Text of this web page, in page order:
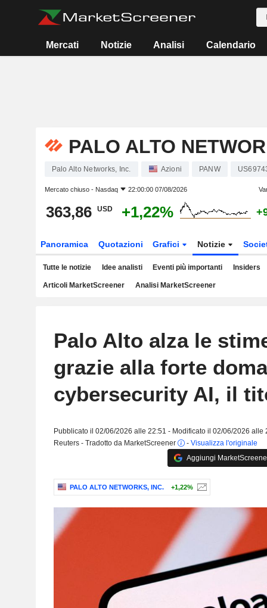
Mercati Notizie Analisi Calendario
PALO ALTO
Palo Alto Networks, Inc. Azioni PANW
Mercato chiuso - Nasdaq 22:00:00 07/08/2026
363,86 USD +1,22%
Panoramica Quotazioni Grafici Notizie
Tutte le notizie Idee analisti Eventi più importanti Insiders
Articoli MarketScreener Analisi MarketScreener
Palo Alto alza le
grazie alla forte
cybersecurity AI, il
Pubblicato il 02/06/2026 alle 22:51 - Modificato il 02/06/2026 alle
Reuters - Tradotto da MarketScreener
- Visualizza l'originale
Aggiungi
PALO ALTO NETWORKS, INC. +1,22%